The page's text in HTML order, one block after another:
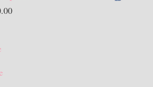
on:
Praegune